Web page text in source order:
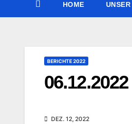
HOME
BERICHTE 2022
DEZ. 12, 2022